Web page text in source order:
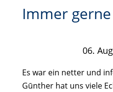
Immer
06.
Es war ein netter und
Gūnther hat uns viele